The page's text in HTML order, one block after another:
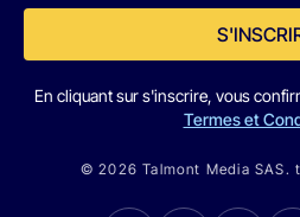
En cliquant sur s'inscrire, vous
Termes et
© 2026 Talmont Media SAS.